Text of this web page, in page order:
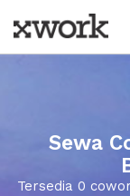
Sewa
Tersedia 0